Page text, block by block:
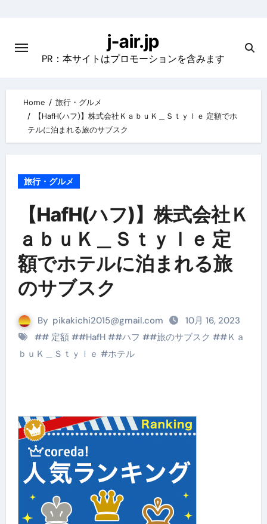
content
j-air.jp
PR：本サイトはプロモーションを含みます
Home
旅行・グルメ
【HafH(ハフ)】株式会社ＫａｂｕＫ＿Ｓｔｙｌｅ 定額でホ
テルに泊まれる旅のサブスク
旅行・グルメ
【HafH(ハフ)】株式会社Ｋ
ａｂｕＫ＿Ｓｔｙｌｅ 定
額でホテルに泊まれる旅
のサブスク
By pikakichi2015@gmail.com
10月 16, 2023
## 定額##HafH##ハフ ##旅のサブスク ##Ｋａ
ｂｕＫ＿Ｓｔｙｌｅ #ホテル